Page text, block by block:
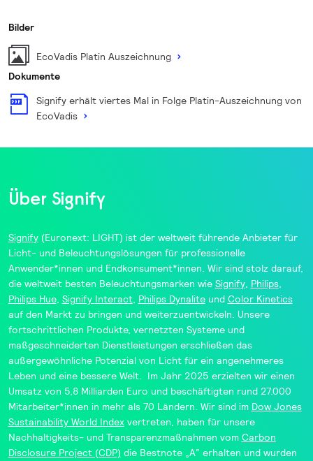
Bilder
EcoVadis Platin Auszeichnung
Dokumente
Signify erhält viertes Mal in Folge Platin-Auszeichnung von
EcoVadis
Über Signify
Signify(Euronext: LIGHT) ist der weltweit führende Anbieter für
Licht- und Beleuchtungslösungen für professionelle
Anwender*innen und Endkonsument*innen. Wir sind stolz darauf,
die weltweit besten Beleuchtungsmarken wie Signify, Philips,
Philips Hue, Signify Interact, Philips Dynaliteund Color Kinetics
auf den Markt zu bringen und weiterzuentwickeln. Unsere
fortschrittlichen Produkte, vernetzten Systeme und
maßgeschneiderten Dienstleistungen erschließen das
außergewöhnliche Potenzial von Licht für ein angenehmeres
Leben und eine bessere Welt. Im Jahr 2025 erzielten wir einen
Umsatz von 5,8 Milliarden Euro und beschäftigten rund 27.000
Mitarbeiter*innen in mehr als 70 Ländern. Wir sind im Dow Jones
SustainabilityWorld Indexvertreten, haben für unsere
Nachhaltigkeits- und Transparenzmaßnahmen vom Carbon
Disclosure Project (CDP) die Bestnote „A“ erhalten und wurden